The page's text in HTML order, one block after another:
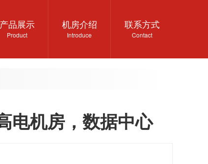
联系方式
Contact
机房介绍
Introduce
产品展示
Product
电机房，数据中心